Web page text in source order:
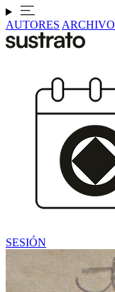
AUTORES ARCHIVO
SESIÓN